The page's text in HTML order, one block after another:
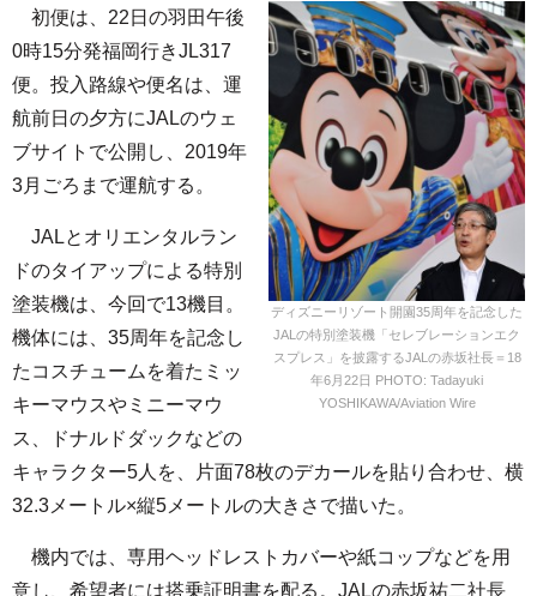
ディズニーリゾート開園35周年を記念した
JALの特別塗装機「セレブレーションエク
スプレス」を披露するJALの赤坂社長＝18
年6月22日 PHOTO: Tadayuki
YOSHIKAWA/Aviation Wire
初便は、22日の羽田午後
0時15分発福岡行きJL317
便。投入路線や便名は、運
航前日の夕方にJALのウェ
ブサイトで公開し、2019年
3月ごろまで運航する。
JALとオリエンタルラン
ドのタイアップによる特別
塗装機は、今回で13機目。
機体には、35周年を記念し
たコスチュームを着たミッ
キーマウスやミニーマウ
ス、ドナルドダックなどの
キャラクター5人を、片面78枚のデカールを貼り合わせ、横
32.3メートル×縦5メートルの大きさで描いた。
機内では、専用ヘッドレストカバーや紙コップなどを用
意し、希望者には搭乗証明書を配る。JALの赤坂祐二社長